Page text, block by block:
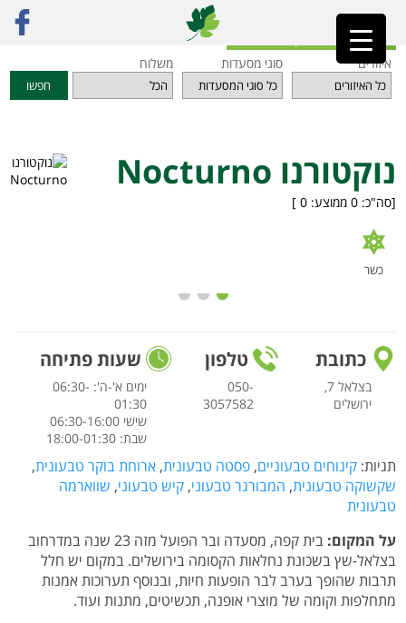
ראשי»מסעדות נוקטורנו Nocturno
חזרה לאינדקס המסעדות
איזורים
סוגי מסעדות משלוח
חפשו
נוקטורנו Nocturno
[סה"כ: 0 ממוצע: 0
]
כשר
כתובת
בצלאל 7,
ירושלים
טלפון
050-
3057582
שעות פתיחה
ימים א'-ה': 06:30-
01:30
שישי 06:30-16:00
שבת: 18:00-01:30
תגיות: קינוחים טבעוניים, פסטה טבעונית, ארוחת בוקר טבעונית,
שקשוקה טבעונית, המבורגר טבעוני, קיש טבעוני, שווארמה
טבעונית
על המקום:
בית קפה, מסעדה ובר הפועל מזה 23 שנה במדרחוב
בצלאל-שץ בשכונת נחלאות הקסומה בירושלים. במקום יש חלל
תרבות שהופך בערב לבר הופעות חיות, ובנוסף תערוכות אמנות
מתחלפות וקומה של מוצרי אופנה, תכשיטים, מתנות ועוד.